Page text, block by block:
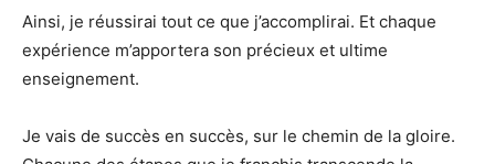
Ainsi, je réussirai tout ce que j’accomplirai. Et chaque
expérience m’apportera son précieux et ultime
enseignement.
Je vais de succès en succès, sur le chemin de la gloire.